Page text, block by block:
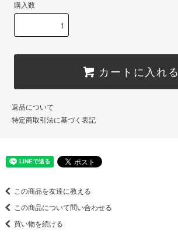
購入数
カートに入れる
返品について
特定商取引法に基づく表記
この商品を友達に教える
この商品について問い合わせる
買い物を続ける